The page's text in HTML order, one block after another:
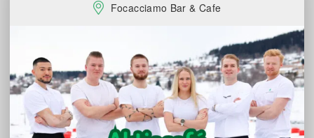
Plats:
Focacciamo Bar & Cafe